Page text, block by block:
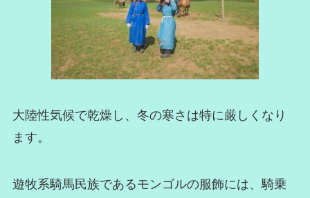
大陸性気候で乾燥し、冬の寒さは特に厳しくなり
ます。
遊牧系騎馬民族であるモンゴルの服飾には、騎乗